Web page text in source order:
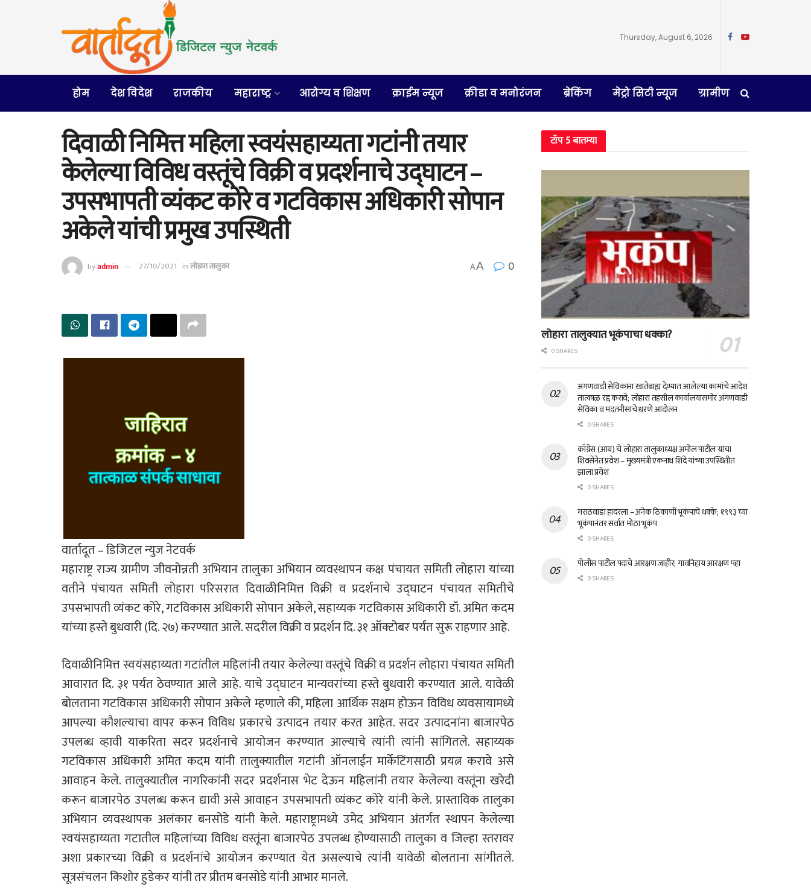
Thursday, August 6, 2026
होम देश विदेश राजकीय महाराष्ट्र आरोग्य व शिक्षण क्राईम न्यूज क्रीडा व मनोरंजन ब्रेकिंग मेट्रो सिटी न्यूज ग्रामीण
दिवाळी निमित्त महिला स्वयंसहाय्यता गटांनी तयार
केलेल्या विविध वस्तूंचे विक्री व प्रदर्शनाचे उद्घाटन –
उपसभापती व्यंकट कोरे व गटविकास अधिकारी सोपान
अकेले यांची प्रमुख उपस्थिती
byadmin 27/10/2021 inलोहारा तालुका AA 0
वार्तादूत – डिजिटल न्युज नेटवर्क
महाराष्ट्र राज्य ग्रामीण जीवनोन्नती अभियान तालुका अभियान व्यवस्थापन कक्ष पंचायत समिती लोहारा यांच्या
वतीने पंचायत समिती लोहारा परिसरात दिवाळीनिमित्त विक्री व प्रदर्शनाचे उद्घाटन पंचायत समितीचे
उपसभापती व्यंकट कोरे, गटविकास अधिकारी सोपान अकेले, सहाय्यक गटविकास अधिकारी डॉ. अमित कदम
यांच्या हस्ते बुधवारी (दि. २७) करण्यात आले. सदरील विक्री व प्रदर्शन दि. ३१ ऑक्टोबर पर्यंत सुरू राहणार आहे.
दिवाळीनिमित्त स्वयंसहाय्यता गटांतील महिलांनी तयार केलेल्या वस्तूंचे विक्री व प्रदर्शन लोहारा पंचायत समिती
आवारात दि. ३१ पर्यंत ठेवण्यात आले आहे. याचे उद्घाटन मान्यवरांच्या हस्ते बुधवारी करण्यात आले. यावेळी
बोलताना गटविकास अधिकारी सोपान अकेले म्हणाले की, महिला आर्थिक सक्षम होऊन विविध व्यवसायामध्ये
आपल्या कौशल्याचा वापर करून विविध प्रकारचे उत्पादन तयार करत आहेत. सदर उत्पादनांना बाजारपेठ
उपलब्ध व्हावी याकरिता सदर प्रदर्शनाचे आयोजन करण्यात आल्याचे त्यांनी त्यांनी सांगितले. सहाय्यक
गटविकास अधिकारी अमित कदम यांनी तालुक्यातील गटांनी ऑनलाईन मार्केटिंगसाठी प्रयत्न करावे असे
आवाहन केले. तालुक्यातील नागरिकांनी सदर प्रदर्शनास भेट देऊन महिलांनी तयार केलेल्या वस्तूंना खरेदी
करून बाजारपेठ उपलब्ध करून द्यावी असे आवाहन उपसभापती व्यंकट कोरे यांनी केले. प्रास्ताविक तालुका
अभियान व्यवस्थापक अलंकार बनसोडे यांनी केले. महाराष्ट्रामध्ये उमेद अभियान अंतर्गत स्थापन केलेल्या
स्वयंसहाय्यता गटातील महिलांच्या विविध वस्तूंना बाजारपेठ उपलब्ध होण्यासाठी तालुका व जिल्हा स्तरावर
अशा प्रकारच्या विक्री व प्रदर्शनांचे आयोजन करण्यात येत असल्याचे त्यांनी यावेळी बोलताना सांगीतले.
सूत्रसंचलन किशोर हुडेकर यांनी तर प्रीतम बनसोडे यांनी आभार मानले.
टॉप 5 बातम्या
लोहारा तालुक्यात भूकंपाचा धक्का?
0 SHARES
अंगणवाडी सेविकांना खातेबाह्य देण्यात आलेल्या कामांचे आदेश
तात्काळ रद्द करावे; लोहारा तहसील कार्यालयासमोर अंगणवाडी
सेविका व मदतनीसांचे धरणे आंदोलन
0 SHARES
काँग्रेस (आय) चे लोहारा तालुकाध्यक्ष अमोल पाटील यांचा
शिवसेनेत प्रवेश – मुख्यमंत्री एकनाथ शिंदे यांच्या उपस्थितीत
झाला प्रवेश
0 SHARES
मराठवाडा हादरला – अनेक ठिकाणी भूकंपाचे धक्के; १९९३ च्या
भूकंपानंतर सर्वात मोठा भूकंप
0 SHARES
पोलीस पाटील पदाचे आरक्षण जाहीर; गावनिहाय आरक्षण पहा
0 SHARES